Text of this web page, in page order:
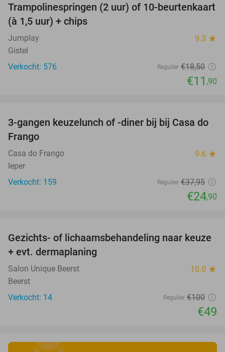
36%
Trampolinespringen (2 uur) of 10-beurtenkaart
(à 1,5 uur) + chips
Jumplay 9.3 star
Gistel
Verkocht: 576
Regulier €18,50
€11 ,90
34%
3-gangen keuzelunch of -diner bij bij Casa do
Frango
Casa do Frango 9.6 star
Ieper
Verkocht: 159
Regulier €37,95
€24,90
51%
Gezichts- of lichaamsbehandeling naar keuze
+ evt. dermaplaning
Salon Unique Beerst 10.0 star
Beerst
Verkocht: 14
Regulier €100
€49